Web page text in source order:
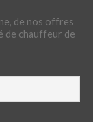
de nos offres
de chauffeur de